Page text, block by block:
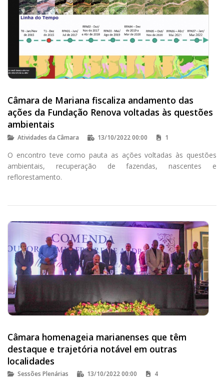
Câmara de Mariana fiscaliza andamento das
ações da Fundação Renova voltadas às questões
ambientais
Atividades da Câmara 13/10/2022 00:00 1
O encontro teve como pauta as ações voltadas às questões
ambientais, recuperação de fazendas, nascentes e
reflorestamento.
Câmara homenageia marianenses que têm
destaque e trajetória notável em outras
localidades
Sessões Plenárias 13/10/2022 00:00 4